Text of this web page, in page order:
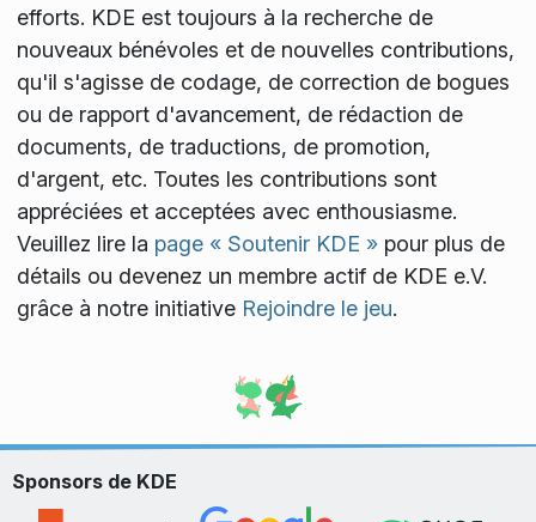
efforts. KDE est toujours à la recherche de
nouveaux bénévoles et de nouvelles contributions,
qu'il s'agisse de codage, de correction de bogues
ou de rapport d'avancement, de rédaction de
documents, de traductions, de promotion,
d'argent, etc. Toutes les contributions sont
appréciées et acceptées avec enthousiasme.
Veuillez lire la page « Soutenir KDE »pour plus de
détails ou devenez un membre actif de KDE e.V.
grâce à notre initiative Rejoindre le jeu.
Sponsors de KDE